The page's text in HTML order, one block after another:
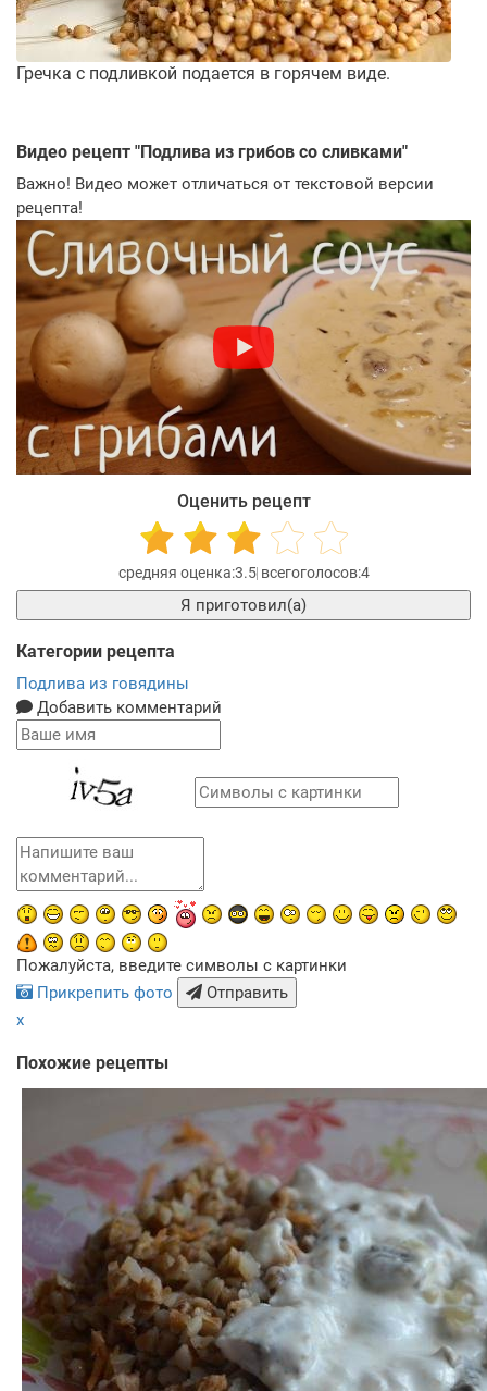
Гречка с подливкой подается в горячем виде.
Видео рецепт "Подлива из грибов со сливками"
Важно! Видео может отличаться от текстовой версии
рецепта!
Оценить рецепт
3.5 4
Я приготовил(а)
Категории рецепта
Подлива из говядины
Добавить комментарий
Пожалуйста, введите символы с картинки
Прикрепить фото
Отправить
x
Похожие рецепты